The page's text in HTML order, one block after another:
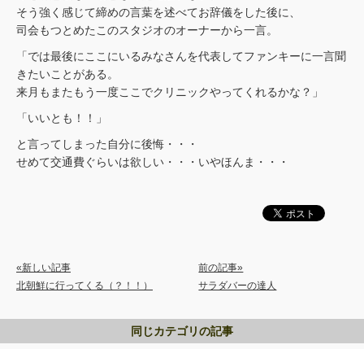
そう強く感じて締めの言葉を述べてお辞儀をした後に、
司会もつとめたこのスタジオのオーナーから一言。
「では最後にここにいるみなさんを代表してファンキーに一言聞
きたいことがある。
来月もまたもう一度ここでクリニックやってくれるかな？」
「いいとも！！」
と言ってしまった自分に後悔・・・
せめて交通費ぐらいは欲しい・・・いやほんま・・・
«新しい記事
北朝鮮に行ってくる（？！！）
前の記事»
サラダバーの達人
同じカテゴリの記事